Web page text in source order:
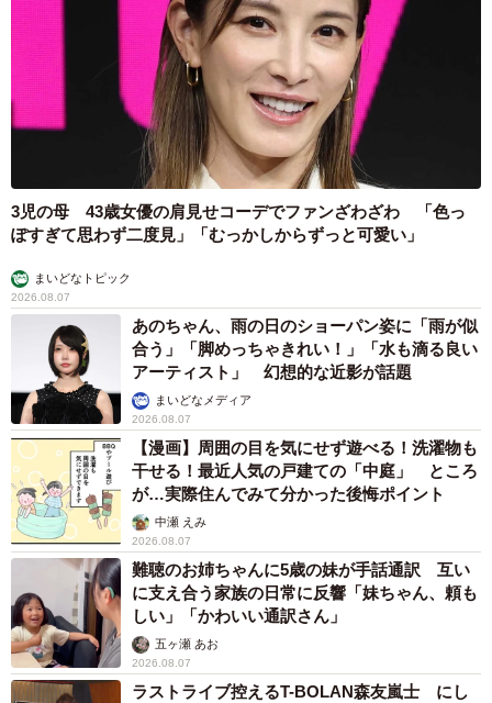
3児の母 43歳女優の肩見せコーデでファンざわざわ 「色っ
ぽすぎて思わず二度見」「むっかしからずっと可愛い」
まいどなトピック
2026.08.07
あのちゃん、雨の日のショーパン姿に「雨が似
合う」「脚めっちゃきれい！」「水も滴る良い
アーティスト」 幻想的な近影が話題
まいどなメディア
2026.08.07
【漫画】周囲の目を気にせず遊べる！洗濯物も
干せる！最近人気の戸建ての「中庭」 ところ
が…実際住んでみて分かった後悔ポイント
中瀬 えみ
2026.08.07
難聴のお姉ちゃんに5歳の妹が手話通訳 互い
に支え合う家族の日常に反響「妹ちゃん、頼も
しい」「かわいい通訳さん」
五ヶ瀬 あお
2026.08.07
ラストライブ控えるT-BOLAN森友嵐士 にし